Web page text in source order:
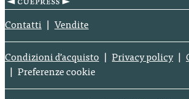
Contatti Vendite
Condizioni d’acquisto Privacy policy
Preferenze cookie